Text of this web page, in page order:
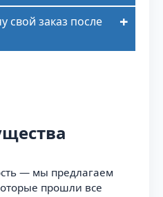
свой заказ после
— мы предлагаем
прошли все